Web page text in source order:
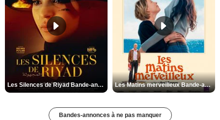
Les Silences de Riyad Bande-annonce VO STFR Les Matins merveilleux Bande-annonce VF
Bandes-annonces à ne pas manquer